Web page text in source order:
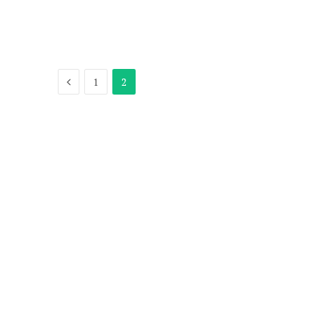
Previous
1 2